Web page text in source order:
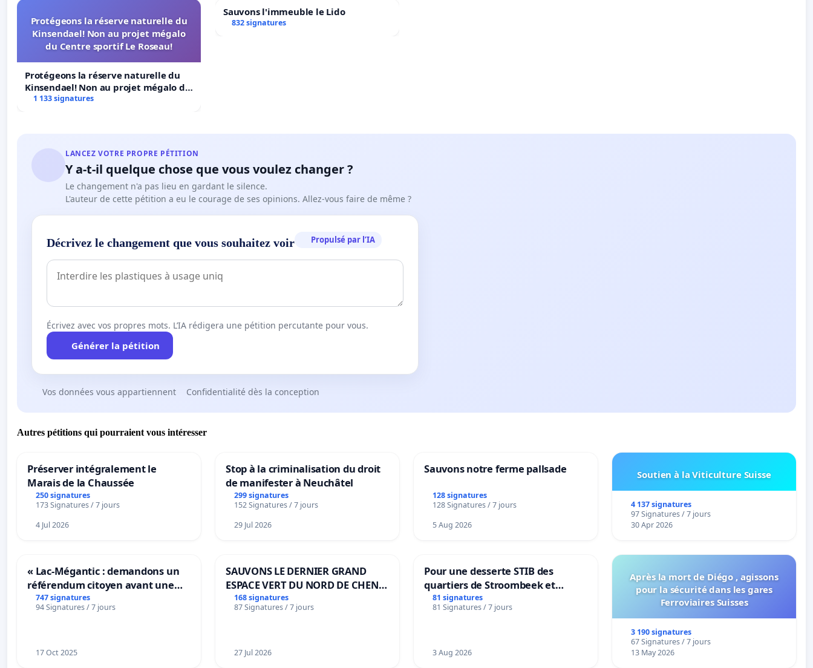
Protégeons la réserve naturelle du
Kinsendael! Non au projet mégalo
du Centre sportif Le Roseau!
Protégeons la réserve naturelle du
Kinsendael! Non au projet mégalo du
Centre sportif Le Roseau!
1 133 signatures
Sauvons l'immeuble le Lido
832 signatures
LANCEZ VOTRE PROPRE PÉTITION
Y a-t-il quelque chose que vous voulez changer ?
Le changement n'a pas lieu en gardant le silence.
L'auteur de cette pétition a eu le courage de ses opinions. Allez-vous faire de même ?
Décrivez le changement que vous souhaitez voir Propulsé par l’IA
Écrivez avec vos propres mots. L’IA rédigera une pétition percutante pour vous.
Générer la pétition
Vos données vous appartiennent Confidentialité dès la conception
Autres pétitions qui pourraient vous intéresser
Préserver intégralement le
Marais de la Chaussée
250 signatures
173 Signatures / 7 jours
4 Jul 2026
Stop à la criminalisation du droit
de manifester à Neuchâtel
299 signatures
152 Signatures / 7 jours
29 Jul 2026
Sauvons notre ferme pallsade
128 signatures
128 Signatures / 7 jours
5 Aug 2026
Soutien à la Viticulture Suisse
4 137 signatures
97 Signatures / 7 jours
30 Apr 2026
« Lac-Mégantic : demandons un
référendum citoyen avant une
transformation irréversible de
notre territoire »
747 signatures
94 Signatures / 7 jours
17 Oct 2025
SAUVONS LE DERNIER GRAND
ESPACE VERT DU NORD DE CHENE-
BOUGERIES
168 signatures
87 Signatures / 7 jours
27 Jul 2026
Pour une desserte STIB des
quartiers de Stroombeek et
Beauval - Voor een MIVB-
bediening van de wijken
81 signatures
81 Signatures / 7 jours
3 Aug 2026
Après la mort de Diégo , agissons
pour la sécurité dans les gares
Ferroviaires Suisses
3 190 signatures
67 Signatures / 7 jours
13 May 2026